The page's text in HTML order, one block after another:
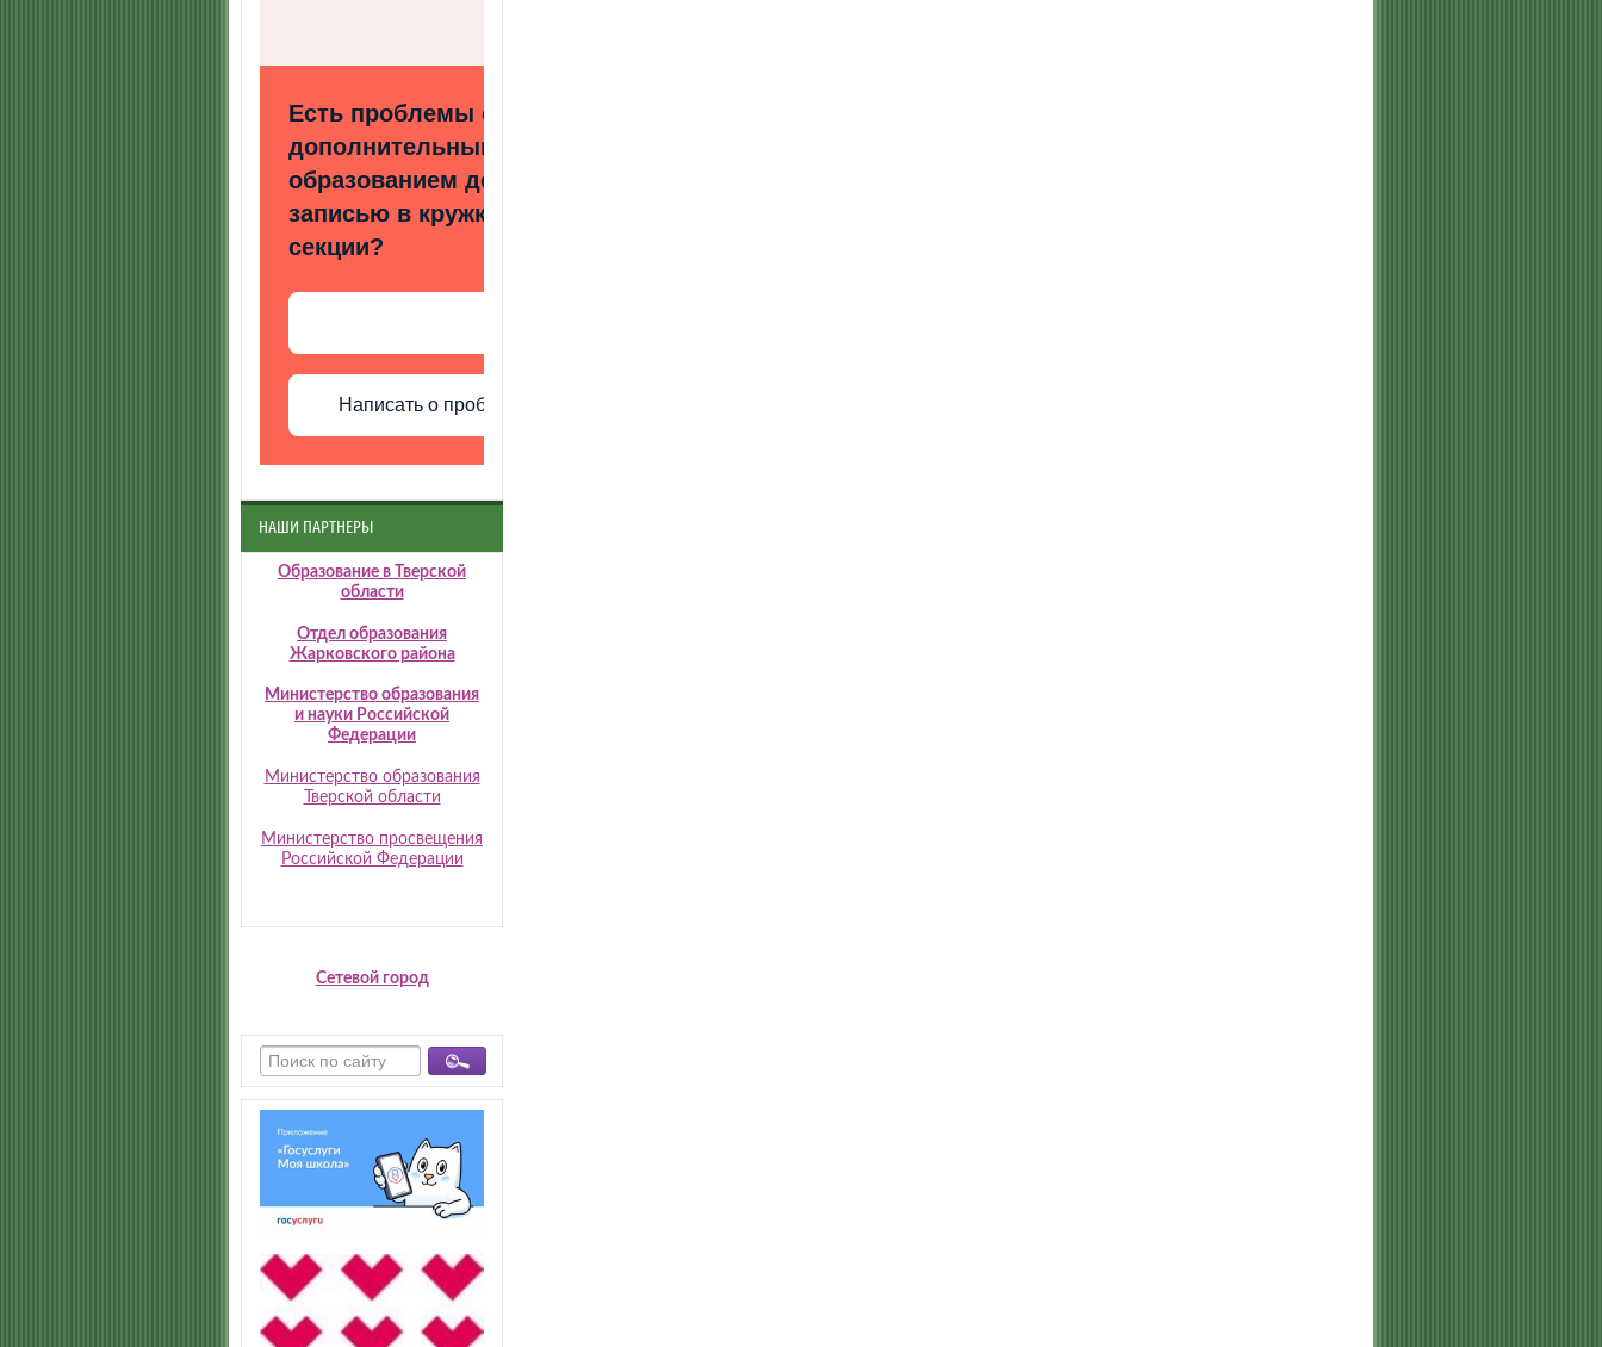
Есть проблемы с
дополнительным
образованием детей? С
записью в кружки и
секции?
Написать о проблеме
НАШИ ПАРТНЕРЫ
Образование в Тверской
области
Отдел образования
Жарковского района
Министерство образования
и науки Российской
Федерации
Министерство образования
Тверской области
Министерство просвещения
Российской Федерации
Сетевой город